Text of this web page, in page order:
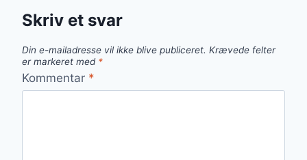
Skriv et svar
Din e-mailadresse vil ikke blive publiceret. Krævede felter
er markeret med *
Kommentar *